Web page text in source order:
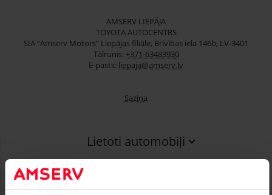
AMSERV LIEPĀJA
TOYOTA AUTOCENTRS
SIA “Amserv Motors” Liepājas filiāle, Brīvības iela 146b, LV-3401
Tālrunis: +371-63483930
E-pasts: liepaja@amserv.lv
Saziņa
Lietoti automobiļi
Serviss